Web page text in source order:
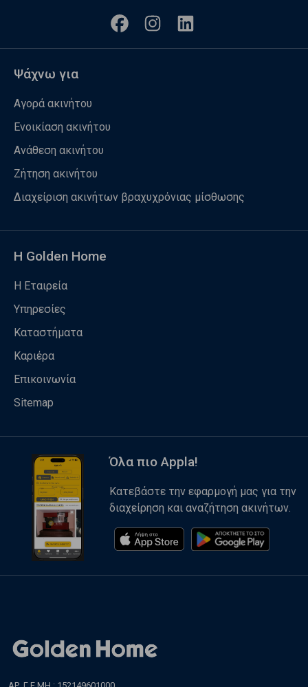
Ψάχνω για
Αγορά ακινήτου
Ενοικίαση ακινήτου
Ανάθεση ακινήτου
Ζήτηση ακινήτου
Διαχείριση ακινήτων βραχυχρόνιας μίσθωσης
Η Golden Home
Η Εταιρεία
Υπηρεσίες
Καταστήματα
Καριέρα
Επικοινωνία
Sitemap
Όλα πιο Appla!
Κατεβάστε την εφαρμογή μας για την
διαχείρηση και αναζήτηση ακινήτων.